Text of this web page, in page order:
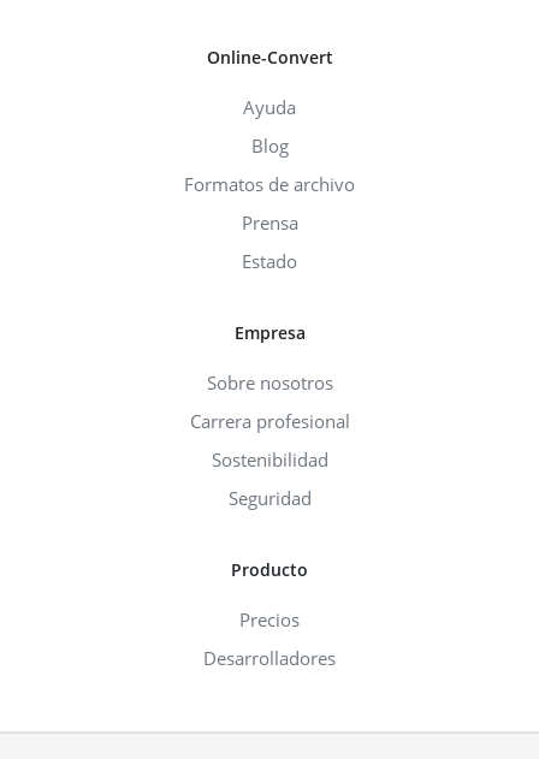
Online-Convert
Ayuda
Blog
Formatos de archivo
Prensa
Estado
Empresa
Sobre nosotros
Carrera profesional
Sostenibilidad
Seguridad
Producto
Precios
Desarrolladores